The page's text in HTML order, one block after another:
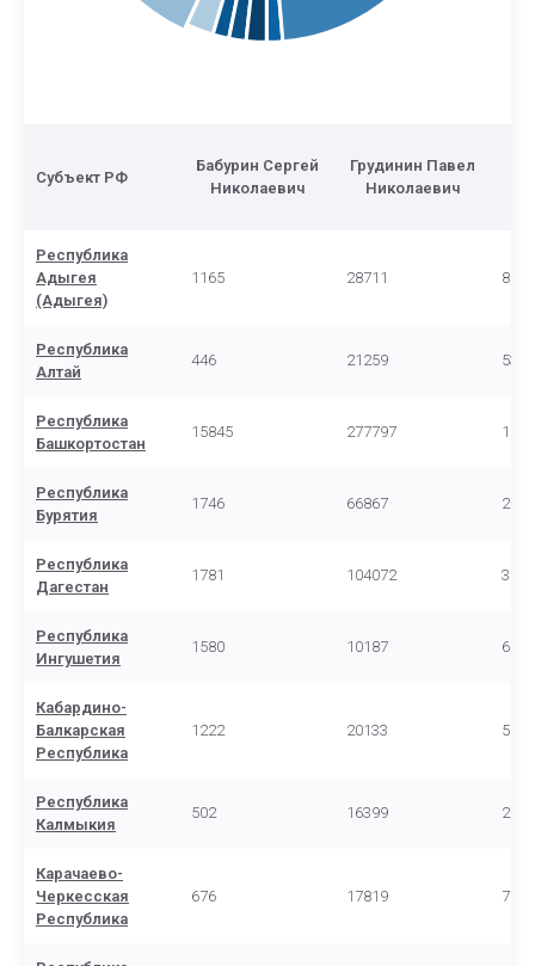
Субъект РФ
Бабурин Сергей
Николаевич
Грудинин Павел
Николаевич
Республика
Адыгея
(Адыгея)
1165 28711 8923
Республика
Алтай
446 21259 5376
Республика
Башкортостан
15845 277797
Республика
Бурятия
1746 66867
Республика
Дагестан
1781 104072 3830
Республика
Ингушетия
1580 10187 6570
Кабардино-
Балкарская
Республика
1222 20133 5006
Республика
Калмыкия
502 16399 2734
Карачаево-
Черкесская
Республика
676 17819 7075